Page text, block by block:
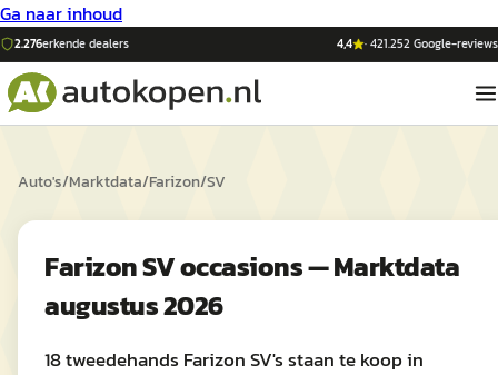
Ga naar inhoud
2.276erkende dealers 4,4 ·421.252Google-reviews
Auto's/Marktdata/Farizon/SV
Farizon SV occasions — Marktdata
augustus 2026
18 tweedehands Farizon SV's staan te koop in